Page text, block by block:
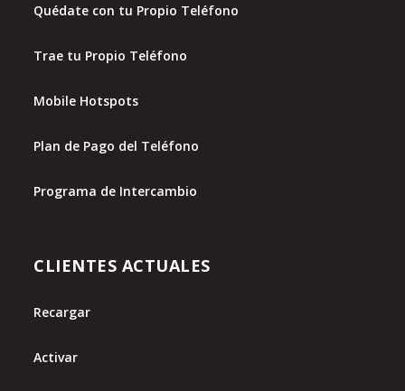
Quédate con tu Propio Teléfono
Trae tu Propio Teléfono
Mobile Hotspots
Plan de Pago del Teléfono
Programa de Intercambio
CLIENTES ACTUALES
Recargar
Activar